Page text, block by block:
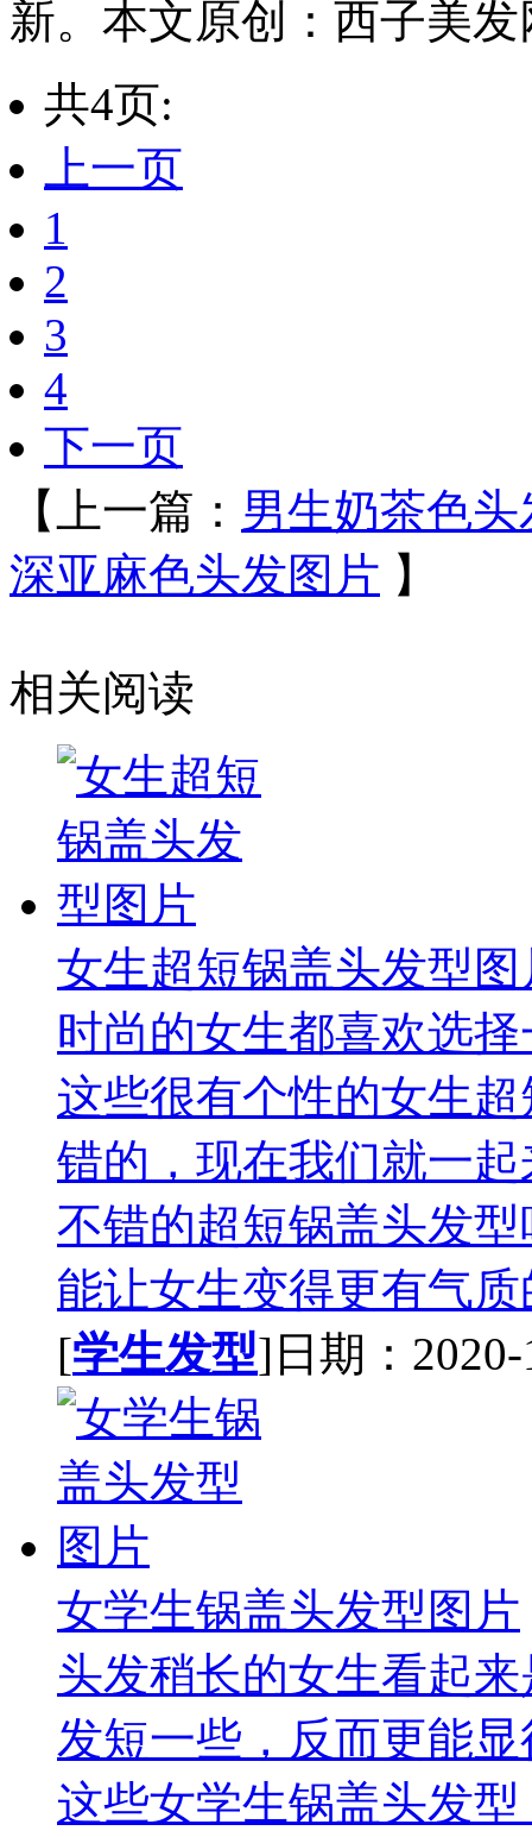
新。本文原创：西子美发
共4页:
上一页
1
2
3
4
下一页
【上一篇： 男生奶茶色
深亚麻色头发图片 】
相关阅读
女生超短锅盖头发型图
时尚的女生都喜欢选
这些很有个性的女生
错的，现在我们就一
不错的超短锅盖头发
能让女生变得更有气
[学生发型]日期：2020-
女学生锅盖头发型图片
头发稍长的女生看起
发短一些，反而更能
这些女学生锅盖头发